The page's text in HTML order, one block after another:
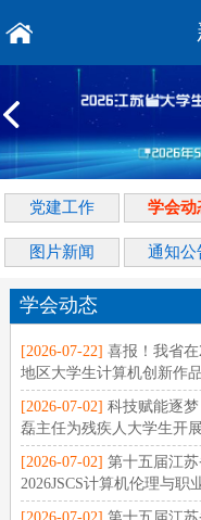
党建工作 学会动
图片新闻 通知公
学会动态
[2026-07-22] 喜报！我省
地区大学生计算机创新作
[2026-07-02] 科技赋能逐
磊主任为残疾人大学生开
[2026-07-02] 第十五届江
2026JSCS计算机伦理与